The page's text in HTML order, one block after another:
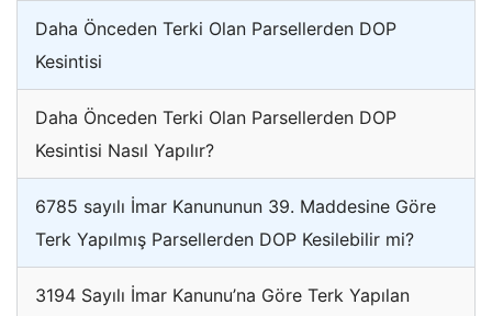
Daha Önceden Terki Olan Parsellerden DOP
Kesintisi
Daha Önceden Terki Olan Parsellerden DOP
Kesintisi Nasıl Yapılır?
6785 sayılı İmar Kanununun 39. Maddesine Göre
Terk Yapılmış Parsellerden DOP Kesilebilir mi?
3194 Sayılı İmar Kanunu’na Göre Terk Yapılan